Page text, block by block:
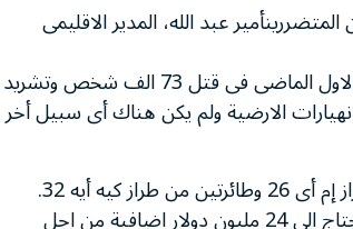
عبد الله، المدير الاقليمى
واثبتت المروحيات فائدتها - بعد ان تسبب زلزال الثامن من اكتوبر تشرين الاول الماضى فى قتل 73 الف شخص وتشريد
الارضية ولم يكن هناك أى سبيل أخر
ويتألف اسطول المروحيات من 16 طائرة من طراز إم آى 8 وطائرتين من طراز إم أى 26 وطائرتين من طراز كيه أيه 32.
وتكلف عمل المروحيات حتى الان اكثر من 56 مليون دولار ولكن البرنامج يحتاج الى 24 مليون دولار اضافية من اجل